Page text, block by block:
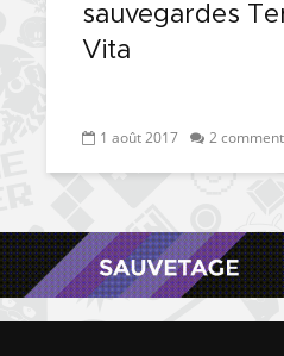
sauvegardes
Vita
1 août 2017 2